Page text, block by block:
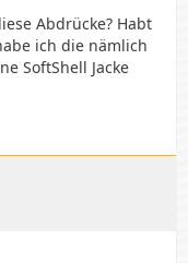
Abdrücke? Habt
ich die nämlich
SoftShell Jacke